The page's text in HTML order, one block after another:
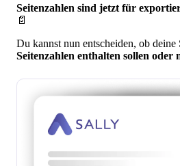
Seitenzahlen sind jetzt für
📄
Du kannst nun entscheiden, ob
Seitenzahlen enthalten sollen oder